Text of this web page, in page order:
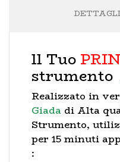
ll Tuo
strumento
Realizzato in
Giada di Alta
Strumento,
per 15 minuti
: